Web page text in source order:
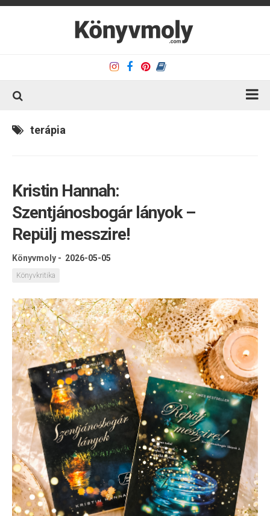
Kapcsolat
Olvasó sarok
Könyveim
Rólam
terápia
Kristin Hannah:
Szentjánosbogár lányok –
Repülj messzire!
Könyvmoly - 2026-05-05
Könyvkritika